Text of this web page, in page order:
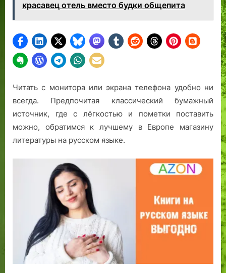
красавец отель вместо будки общепита
Читать с монитора или экрана телефона удобно ни
всегда. Предпочитая классический бумажный
источник, где с лёгкостью и пометки поставить
можно, обратимся к лучшему в Европе магазину
литературы на русском языке.